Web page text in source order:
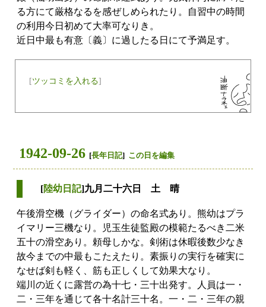
る方にて厳格なるを感ぜしめられたり。自習中の時間
の利用今日初めて大率可なりき。
近日中最も有意〔義〕に過したる日にて予満足す。
[ツッコミを入れる]
1942-09-26 [長年日記] この日を編集
[陸幼日記]九月二十六日 土 晴
午後滑空機（グライダー）の命名式あり。熊幼はプラ
イマリー三機なり。児玉生徒監殿の模範たるべき二米
五十の滑空あり。頼母しかな。剣術は休暇後数少なき
故今までの中最もこたえたり。素振りの実行を確実に
なせば剣も軽く、筋も正しくして効果大なり。
端川の近くに露営の為十七・三十出発す。人員は一・
二・三年を通じて各十名計三十名。一・二・三年の親